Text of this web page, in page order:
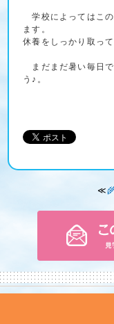
学校によってはこの
ます。
休養をしっかり取っ
まだまだ暑い毎日で
う♪。
≪